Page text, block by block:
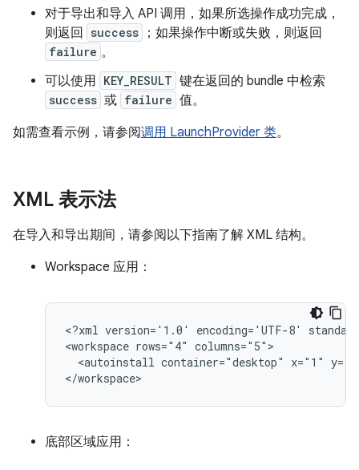
对于导出和导入 API 调用，如果所选操作成功完成，
则返回
success ；如果操作中断或失败，则返回
failure 。
可以使用 KEY_RESULT 键在返回的 bundle 中检索
success 或 failure 值。
如需查看示例，请参阅调用 LaunchProvider 类。
XML 表示法
在导入和导出期间，请参阅以下指南了解 XML 结构。
Workspace 应用：
<?xml version='1.0' encoding='UTF-8'
<workspace rows="4"
<autoinstall container="desktop" x="1"
底部区域应用：